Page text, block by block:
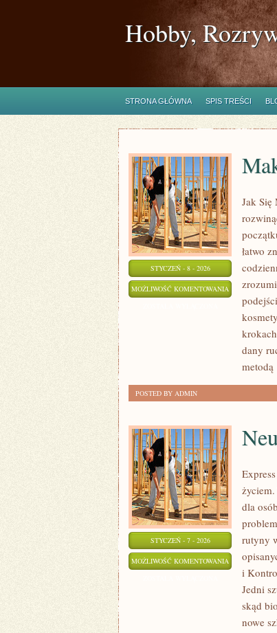
Hobby,
STRONA GŁÓWNA SPIS TREŚCI
STYCZEŃ - 8 - 2026
MOŻLIWOŚĆ KOMENTOWANIA MAKIJAŻ
MĘSKI
Jak Się
łatwo
dany
metodą
POSTED BY ADMIN
STYCZEŃ - 7 - 2026
MOŻLIWOŚĆ KOMENTOWANIA NEUROLOGIA
dla
rutyny
i
Jedni
skąd
nowe